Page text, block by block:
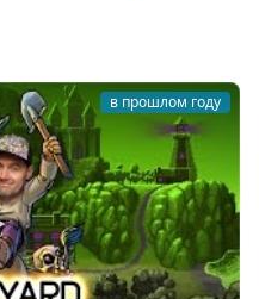
в прошлом году